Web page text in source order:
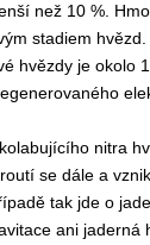
než 10 %.
stadiem
hvězdy je okolo
nitra
se dále a
tak jde o
ani jaderná